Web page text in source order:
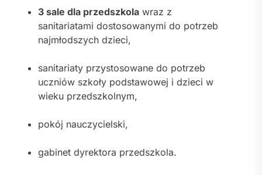
3 sale dla przedszkola wraz z
sanitariatami dostosowanymi do potrzeb
najmłodszych dzieci,
sanitariaty przystosowane do potrzeb
uczniów szkoły podstawowej i dzieci w
wieku przedszkolnym,
pokój nauczycielski,
gabinet dyrektora przedszkola.